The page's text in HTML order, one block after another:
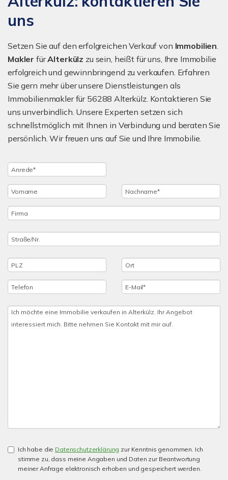
uns
Setzen Sie auf den erfolgreichen Verkauf von Immobilien.
Makler fürAlterkülz zu sein, heißt für uns, Ihre Immobilie
erfolgreich und gewinnbringend zu verkaufen. Erfahren
Sie gern mehr über unsere Dienstleistungen als
Immobilienmakler für 56288 Alterkülz. Kontaktieren Sie
uns unverbindlich. Unsere Experten setzen sich
schnellstmöglich mit Ihnen in Verbindung und beraten Sie
persönlich. Wir freuen uns auf Sie und Ihre Immobilie.
Ich habe die Datenschutzerklärung zur Kenntnis genommen. Ich
stimme zu, dass meine Angaben und Daten zur Beantwortung
meiner Anfrage elektronisch erhoben und gespeichert werden.